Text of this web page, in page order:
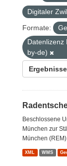
Digitaler
Formate:
Datenlizenz
by-de)
Beschlossene
München zur
München
XML WMS